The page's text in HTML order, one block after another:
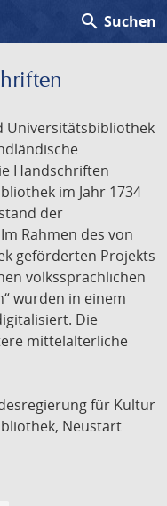
search Suchen
Universitätsbibliothek
Handschriften
im Jahr 1734
der
Rahmen des von
geförderten Projekts
volkssprachlichen
wurden in einem
Die
mittelalterliche
für Kultur
Neustart